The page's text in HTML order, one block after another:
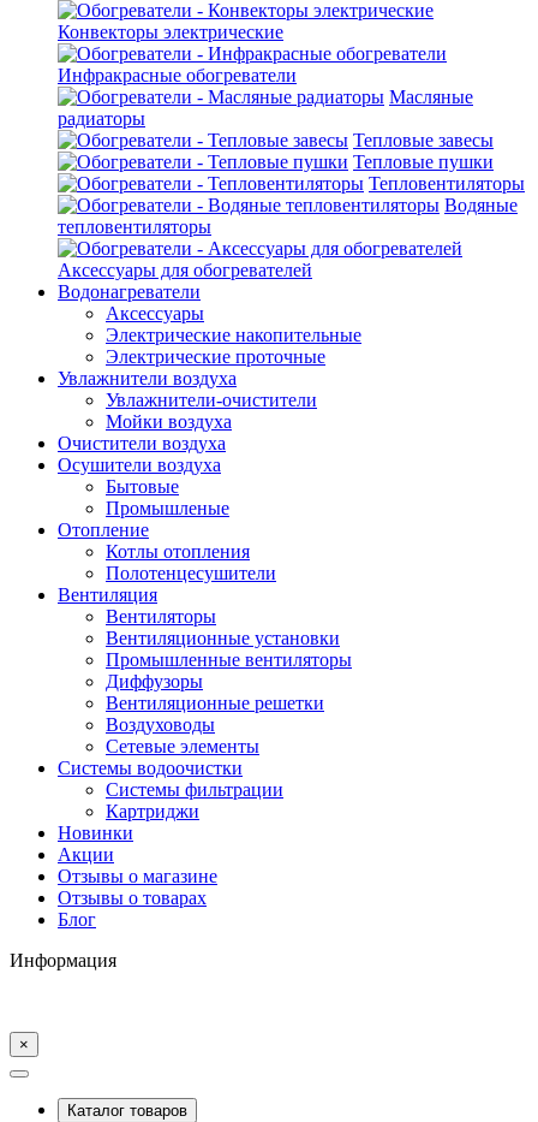
Конвекторы электрические
Инфракрасные обогреватели
Масляные
радиаторы
Тепловые завесы
Тепловые пушки
Тепловентиляторы
Водяные
тепловентиляторы
Аксессуары для обогревателей
Водонагреватели
Аксессуары
Электрические накопительные
Электрические проточные
Увлажнители воздуха
Увлажнители-очистители
Мойки воздуха
Очистители воздуха
Осушители воздуха
Бытовые
Промышленые
Отопление
Котлы отопления
Полотенцесушители
Вентиляция
Вентиляторы
Вентиляционные установки
Промышленные вентиляторы
Диффузоры
Вентиляционные решетки
Воздуховоды
Сетевые элементы
Системы водоочистки
Системы фильтрации
Картриджи
Новинки
Акции
Отзывы о магазине
Отзывы о товарах
Блог
Информация
×
Каталог товаров